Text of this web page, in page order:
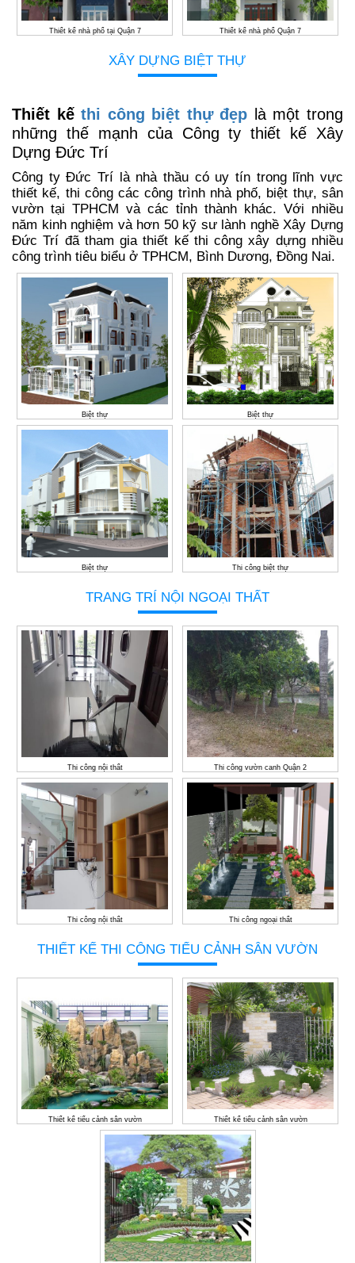
Thiết kế nhà phố tại Quận 7 Thiết kế nhà phố Quận 7
XÂY DỰNG BIỆT THỰ
Thiết kếthi công biệt thự đẹp là một trong
những thế mạnh của Công ty thiết kế Xây
Dựng Đức Trí
Công ty Đức Trí là nhà thầu có uy tín trong lĩnh vực
thiết kế, thi công các công trình nhà phố, biệt thự, sân
vườn tại TPHCM và các tỉnh thành khác. Với nhiều
năm kinh nghiệm và hơn 50 kỹ sư lành nghề Xây Dựng
Đức Trí đã tham gia thiết kế thi công xây dựng nhiều
công trình tiêu biểu ở TPHCM, Bình Dương, Đồng Nai.
Biệt thự Biệt thự
Biệt thự Thi công biệt thự
TRANG TRÍ NỘI NGOẠI THẤT
Thi công nội thất Thi công vườn canh Quận 2
Thi công nội thất Thi công ngoại thất
THIẾT KẾ THI CÔNG TIỂU CẢNH SÂN VƯỜN
Thiết kế tiểu cảnh sân vườn Thiết kế tiểu cảnh sân vườn